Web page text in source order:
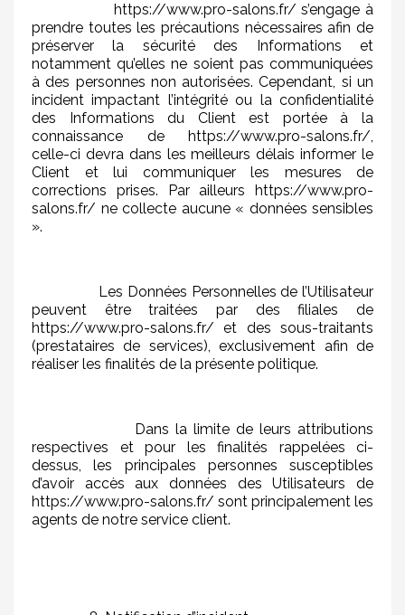
https://www.pro-salons.fr/ s’engage à
prendre toutes les précautions nécessaires afin de
préserver la sécurité des Informations et
notamment qu’elles ne soient pas communiquées
à des personnes non autorisées. Cependant, si un
incident impactant l’intégrité ou la confidentialité
des Informations du Client est portée à la
connaissance de https://www.pro-salons.fr/,
celle-ci devra dans les meilleurs délais informer le
Client et lui communiquer les mesures de
corrections prises. Par ailleurs https://www.pro-
salons.fr/ ne collecte aucune « données sensibles
».
Les Données Personnelles de l’Utilisateur
peuvent être traitées par des filiales de
https://www.pro-salons.fr/ et des sous-traitants
(prestataires de services), exclusivement afin de
réaliser les finalités de la présente politique.
Dans la limite de leurs attributions
respectives et pour les finalités rappelées ci-
dessus, les principales personnes susceptibles
d’avoir accès aux données des Utilisateurs de
https://www.pro-salons.fr/ sont principalement les
agents de notre service client.